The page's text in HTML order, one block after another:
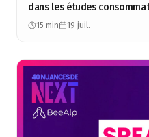
dans les études
15 min 19 juil.